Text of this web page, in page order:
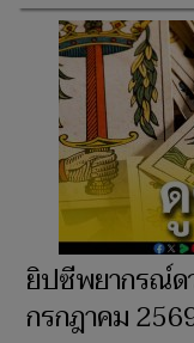
ยิปซีพยากรณ์ด
กรกฎาคม